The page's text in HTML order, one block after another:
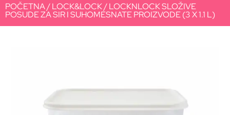
POČETNA/LOCK&LOCK/ LOCKNLOCK SLOŽIVE
POSUDE ZA SIR I SUHOMESNATE PROIZVODE (3 X 1.1 L)